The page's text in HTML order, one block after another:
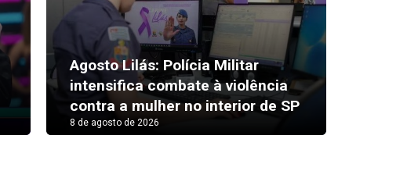
Agosto Lilás: Polícia Militar
intensifica combate à violência
contra a mulher no interior de SP
8 de agosto de 2026